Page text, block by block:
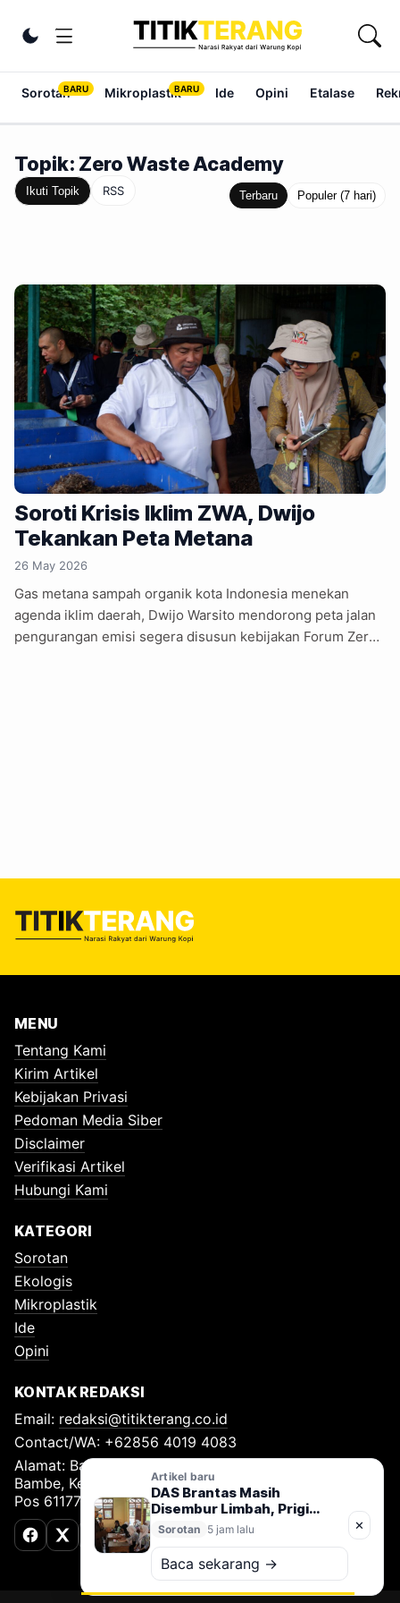
Ubah tema
Sorotan Mikroplastik Ide Opini Etalase
Topik: Zero Waste Academy
Ikuti Topik RSS Terbaru Populer (7 hari)
Soroti Krisis Iklim ZWA, Dwijo
Tekankan Peta Metana
26 May 2026
Gas metana sampah organik kota Indonesia menekan
agenda iklim daerah, Dwijo Warsito mendorong peta jalan
pengurangan emisi segera disusun kebijakan Forum Zero
MENU
Tentang Kami
Kirim Artikel
Kebijakan Privasi
Pedoman Media Siber
Disclaimer
Verifikasi Artikel
Hubungi Kami
KATEGORI
Sorotan
Ekologis
Mikroplastik
Ide
Opini
KONTAK REDAKSI
Email: redaksi@titikterang.co.id
Contact/WA: +62856 4019 4083
Alamat: Bambe Nomor 115, RT 009 RW 009, Desa
Bambe, Kecamatan Driyorejo, Kabupaten Gresik, Kode
Pos 61177
FacebookX (Twitter)
TikTok
Artikel baru
DAS Brantas Masih
Disembur Limbah, Prigi
Arisandi: Pertobatan Ekologi
Cuma Slogan
Sorotan 5 jam lalu
Baca sekarang →
✕